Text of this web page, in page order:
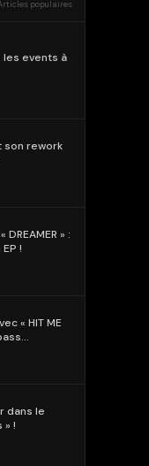
populaires
les events à
rework
» :
!
« HIT ME
dans le
» !